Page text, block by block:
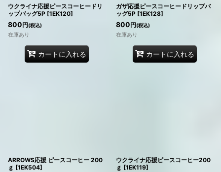
ウクライナ応援ピースコーヒードリ
ップバッグ5P [1EK120]
800 円 (税込)
在庫あり
カートに入れる
ガザ応援ピースコーヒードリップバ
ッグ5P [1EK128]
800 円 (税込)
在庫あり
カートに入れる
ARROWS応援 ピースコーヒー 200
ｇ [1EK504]
ウクライナ応援ピースコーヒー200
ｇ [1EK119]